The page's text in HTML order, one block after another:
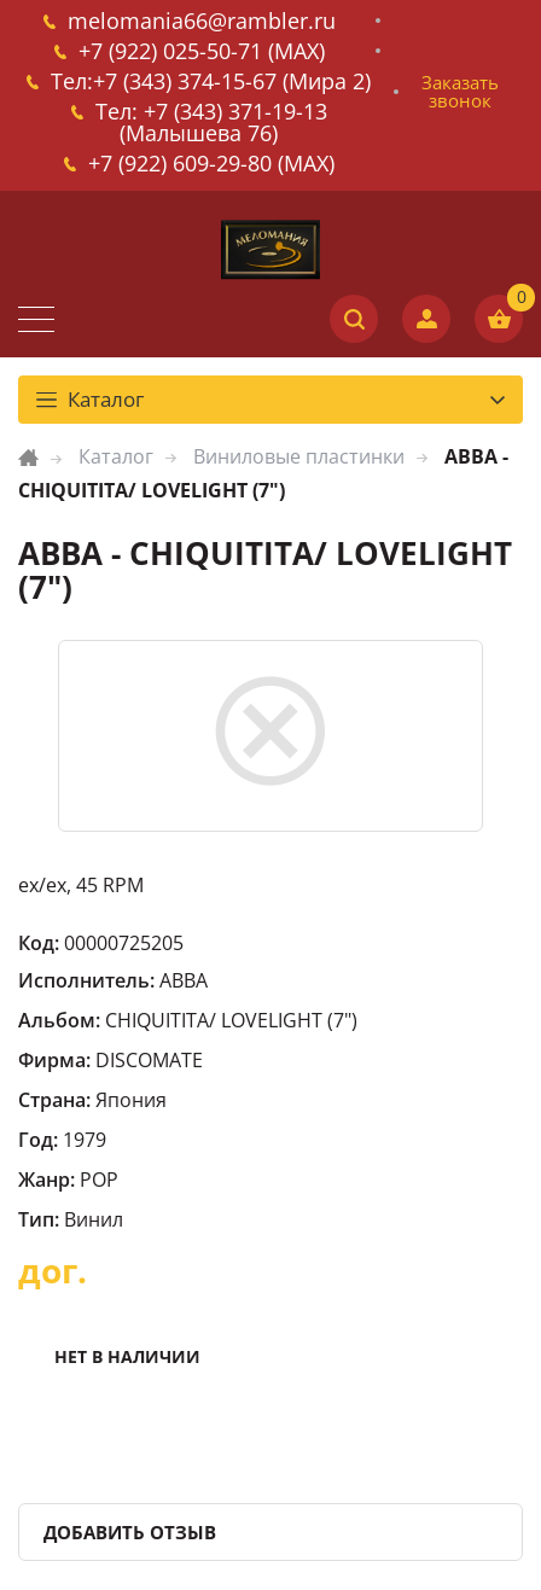
melomania66@rambler.ru
+7 (922) 025-50-71 (MAX)
Тел:+7 (343) 374-15-67 (Мира 2)
Тел: +7 (343) 371-19-13
(Малышева 76)
+7 (922) 609-29-80 (MAX)
Заказать
звонок
Каталог
Каталог Виниловые пластинки
ABBA -
CHIQUITITA/ LOVELIGHT (7")
ABBA - CHIQUITITA/ LOVELIGHT
(7")
ex/ex, 45 RPM
Код:00000725205
Исполнитель:ABBA
Альбом: CHIQUITITA/ LOVELIGHT (7")
Фирма: DISCOMATE
Страна:Япония
Год: 1979
Жанр: POP
Тип: Винил
дог.
НЕТ В НАЛИЧИИ
ДОБАВИТЬ ОТЗЫВ